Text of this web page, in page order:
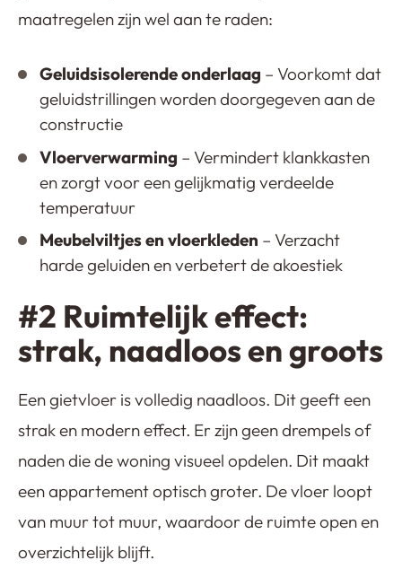
maatregelen zijn wel aan te raden:
Geluidsisolerende onderlaag – Voorkomt dat
geluidstrillingen worden doorgegeven aan de
constructie
Vloerverwarming – Vermindert klankkasten
en zorgt voor een gelijkmatig verdeelde
temperatuur
Meubelviltjes en vloerkleden – Verzacht
harde geluiden en verbetert de akoestiek
#2 Ruimtelijk effect:
strak, naadloos en groots
Een gietvloer is volledig naadloos. Dit geeft een
strak en modern effect. Er zijn geen drempels of
naden die de woning visueel opdelen. Dit maakt
een appartement optisch groter. De vloer loopt
van muur tot muur, waardoor de ruimte open en
overzichtelijk blijft.